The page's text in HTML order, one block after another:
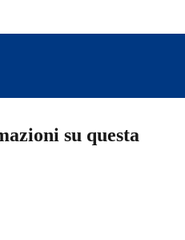
su questa